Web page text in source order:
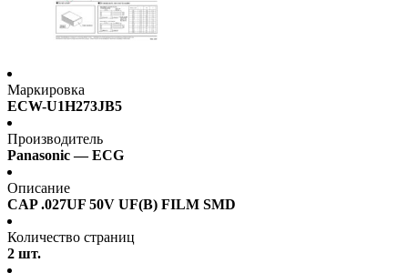
Маркировка
ECW-U1H273JB5
Производитель
Panasonic — ECG
Описание
CAP .027UF 50V UF(B) FILM SMD
Количество страниц
2 шт.